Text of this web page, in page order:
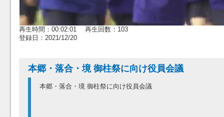
再生時間：00:02:01 再生回数：103
登録日：2021/12/20
本郷・落合・境 御柱祭に向け役員会議
本郷・落合・境 御柱祭に向け役員会議